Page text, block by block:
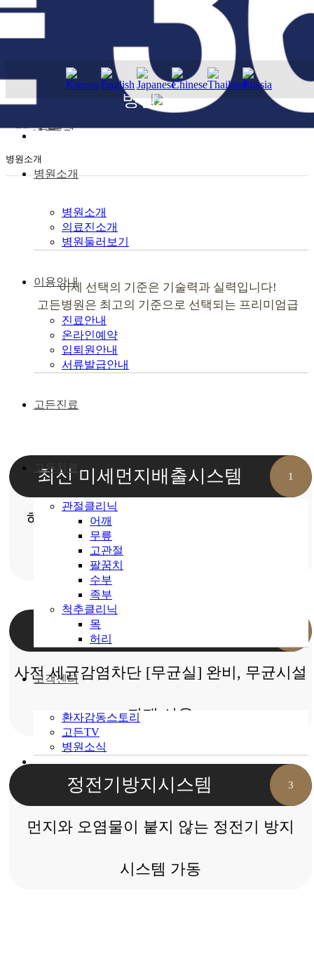
로그인
병원소개
병원소개
의료진소개
병원둘러보기
이용안내
진료안내
온라인예약
입퇴원안내
서류발급안내
고든진료
고든치료
관절클리닉
어깨
무릎
고관절
팔꿈치
수부
족부
척추클리닉
목
허리
고객센터
환자감동스토리
고든TV
병원소식
GORDEN HOSPITAL
병원소개
장비소개
이제 선택의 기준은 기술력과 실력입니다!
고든병원은 최고의 기준으로 선택되는 프리미엄급
장비
최신미세먼지배출시스템 1
헤파필터, 라미나 플로우를 이용한 최신
미세먼지 배출시스템 도입
무균실
사전 세균감염차단 [무균실] 완비, 무균시설
자재 사용
정전기방지 시스템 3
먼지와 오염물이 붙지 않는 정전기 방지
시스템 가동